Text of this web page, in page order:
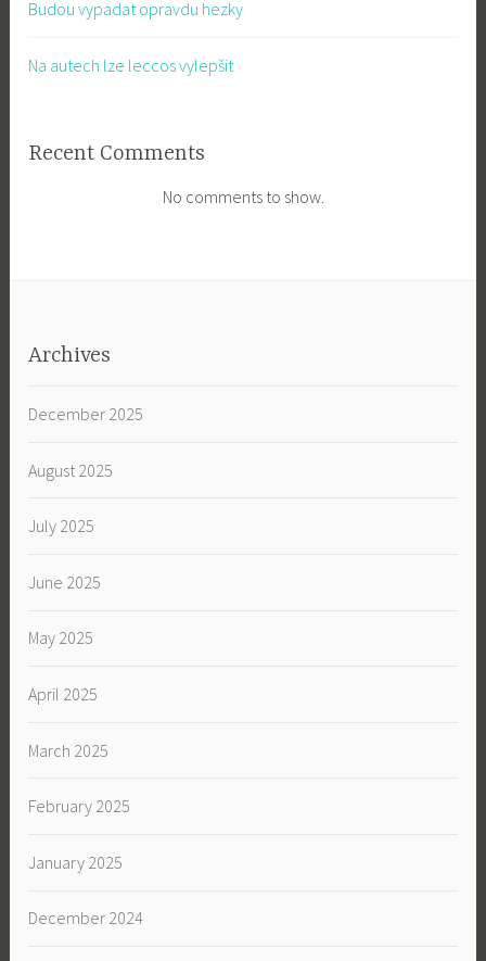
Budou vypadat opravdu hezky
Na autech lze leccos vylepšit
Recent Comments
No comments to show.
Archives
December 2025
August 2025
July 2025
June 2025
May 2025
April 2025
March 2025
February 2025
January 2025
December 2024